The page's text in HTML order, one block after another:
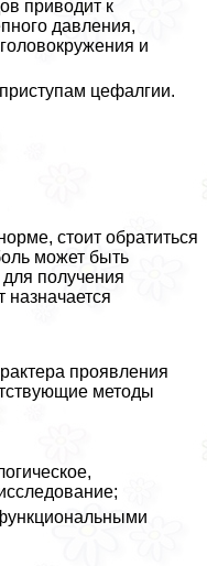
приводит к
давления,
и
цефалгии.
стоит обратиться
может быть
получения
назначается
проявления
методы